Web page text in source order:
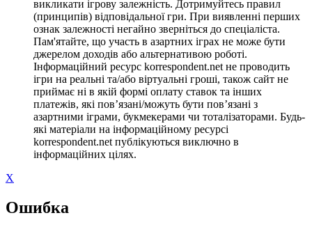
викликати ігрову залежність. Дотримуйтесь правил
(принципів) відповідальної гри. При виявленні перших
ознак залежності негайно зверніться до спеціаліста.
Пам'ятайте, що участь в азартних іграх не може бути
джерелом доходів або альтернативою роботі.
Інформаційний ресурс korrespondent.net не проводить
ігри на реальні та/або віртуальні гроші, також сайт не
приймає ні в якій формі оплату ставок та інших
платежів, які пов’язані/можуть бути пов’язані з
азартними іграми, букмекерами чи тоталізаторами. Будь-
які матеріали на інформаційному ресурсі
korrespondent.net публікуються виключно в
інформаційних цілях.
X
Ошибка